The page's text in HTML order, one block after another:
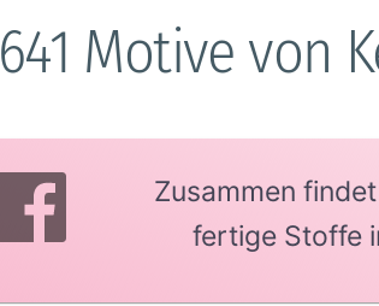
641 Motive von
Zusammen
fertige Stoffe